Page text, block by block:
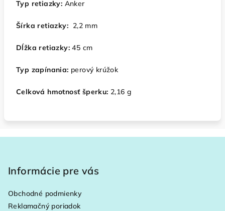
Typ retiazky: Anker
Šírka retiazky: 2,2 mm
Dĺžka retiazky: 45 cm
Typ zapínania: perový krúžok
Celková hmotnosť šperku: 2,16 g
Informácie pre vás
Obchodné podmienky
Reklamačný poriadok